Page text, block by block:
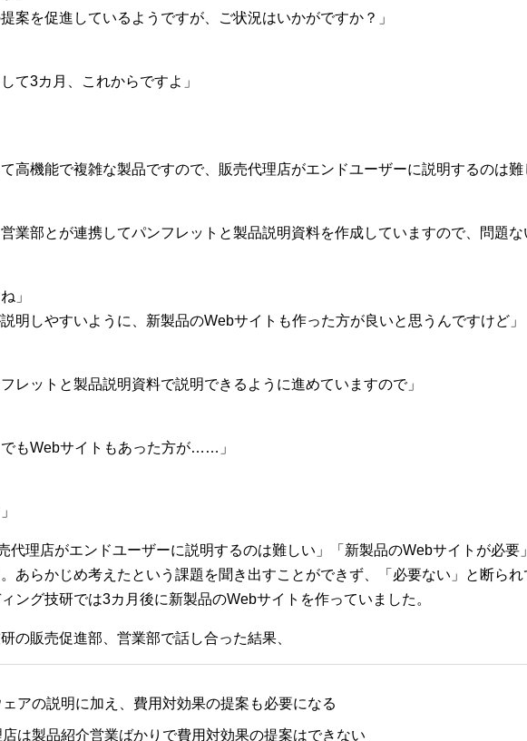
提案を促進しているようですが、ご状況はいかがですか？」
て3カ月、これからですよ」
て高機能で複雑な製品ですので、販売代理店がエンドユーザーに説明するのは難
営業部とが連携してパンフレットと製品説明資料を作成していますので、問題な
」
説明しやすいように、新製品のWebサイトも作った方が良いと思うんですけど」
フレットと製品説明資料で説明できるように進めていますので」
でもWebサイトもあった方が……」
代理店がエンドユーザーに説明するのは難しい」「新製品のWebサイトが必
あらかじめ考えたという課題を聞き出すことができず、「必要ない」と断られ
ング技研では3カ月後に新製品のWebサイトを作っていました。
の販売促進部、営業部で話し合った結果、
ェアの説明に加え、費用対効果の提案も必要になる
は製品紹介営業ばかりで費用対効果の提案はできない